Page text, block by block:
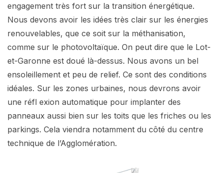
engagement très fort sur la transition énergétique.
Nous devons avoir les idées très clair sur les énergies
renouvelables, que ce soit sur la méthanisation,
comme sur le photovoltaïque. On peut dire que le Lot-
et-Garonne est doué là-dessus. Nous avons un bel
ensoleillement et peu de relief. Ce sont des conditions
idéales. Sur les zones urbaines, nous devrons avoir
une réfl exion automatique pour implanter des
panneaux aussi bien sur les toits que les friches ou les
parkings. Cela viendra notamment du côté du centre
technique de l’Agglomération.